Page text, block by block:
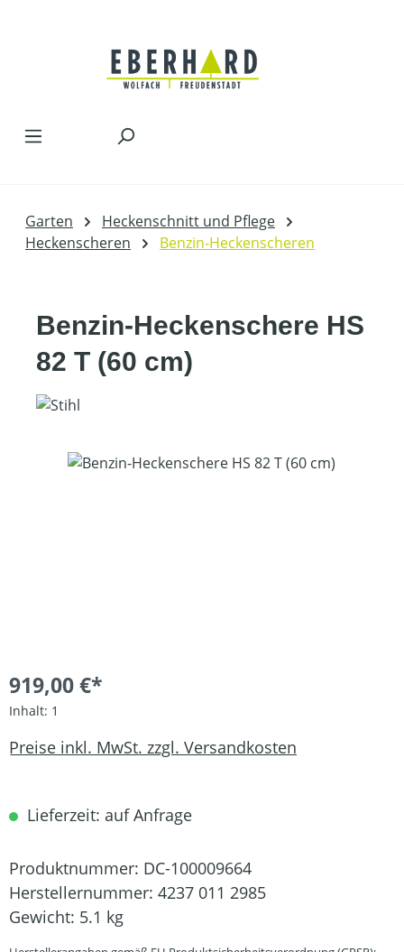
Garten
Heckenschnitt und Pflege
Heckenscheren
Benzin-Heckenscheren
Benzin-Heckenschere HS
82 T (60 cm)
Bildergalerie überspringen
919,00 €*
Inhalt: 1
Preise inkl. MwSt. zzgl. Versandkosten
Lieferzeit: auf Anfrage
Produktnummer: DC-100009664
Herstellernummer: 4237 011 2985
Gewicht: 5.1 kg